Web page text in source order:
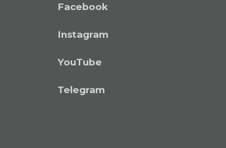
Facebook
Instagram
YouTube
Telegram